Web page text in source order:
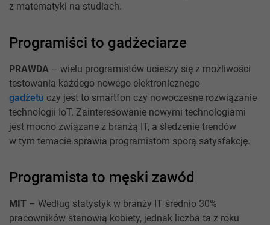
z matematyki na studiach.
Programiści to gadżeciarze
PRAWDA – wielu programistów ucieszy się z możliwości
testowania każdego nowego elektronicznego
gadżetu czy jest to smartfon czy nowoczesne rozwiązanie
technologii IoT. Zainteresowanie nowymi technologiami
jest mocno związane z branżą IT, a śledzenie trendów
w tym temacie sprawia programistom sporą satysfakcję.
Programista to męski zawód
MIT – Według statystyk w branży IT średnio 30%
pracowników stanowią kobiety, jednak liczba ta z roku